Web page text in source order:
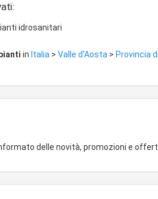
idrosanitari
in Italia > Valle d'Aosta > Provincia
delle novità, promozioni e